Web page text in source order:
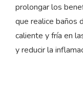
prolongar los
que realice baños
caliente y fría en
y reducir la